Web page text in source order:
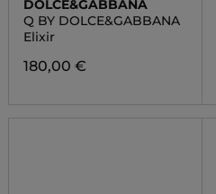
DOLCE&GABBANA
Q BY DOLCE&GABBANA
Elixir
180,00 €